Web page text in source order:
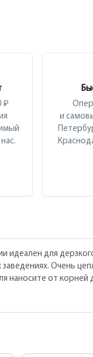
₽
и
идеален для
заведениях. Очень
наносите от